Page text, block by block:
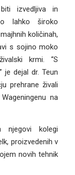
izvedljiva in
lahko široko
količinah,
s sojino moko
krmi. “S
je dejal dr. Teun
prehrane živali
na
kolegi
proizvedenih v
novih tehnik